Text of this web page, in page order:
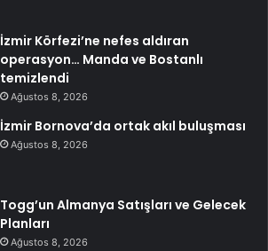
İzmir Körfezi’ne nefes aldıran
operasyon… Manda ve Bostanlı
temizlendi
Ağustos 8, 2026
İzmir Bornova’da ortak akıl buluşması
Ağustos 8, 2026
Togg’un Almanya Satışları ve Gelecek
Planları
Ağustos 8, 2026